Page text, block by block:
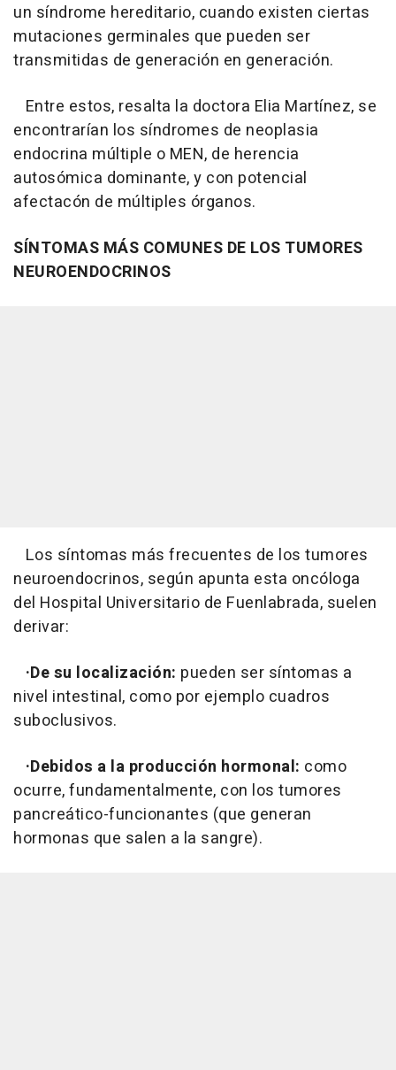
un síndrome hereditario, cuando existen ciertas
mutaciones germinales que pueden ser
transmitidas de generación en generación.
Entre estos, resalta la doctora Elia Martínez, se
encontrarían los síndromes de neoplasia
endocrina múltiple o MEN, de herencia
autosómica dominante, y con potencial
afectacón de múltiples órganos.
SÍNTOMAS MÁS COMUNES DE LOS TUMORES
NEUROENDOCRINOS
Los síntomas más frecuentes de los tumores
neuroendocrinos, según apunta esta oncóloga
del Hospital Universitario de Fuenlabrada, suelen
derivar:
·De su localización: pueden ser síntomas a
nivel intestinal, como por ejemplo cuadros
suboclusivos.
·Debidos a la producción hormonal: como
ocurre, fundamentalmente, con los tumores
pancreático-funcionantes (que generan
hormonas que salen a la sangre).